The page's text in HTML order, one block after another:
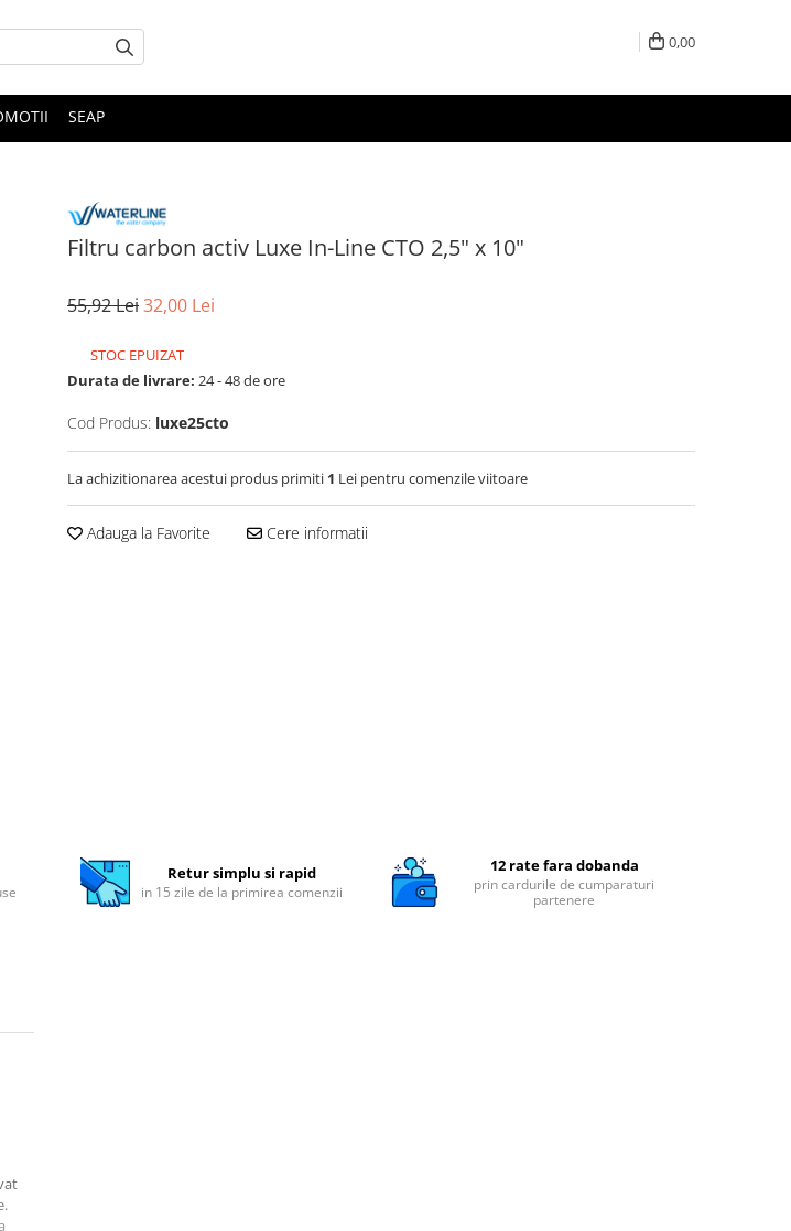
0,00
SEAP
Filtru carbon activ Luxe In-Line CTO 2,5" x 10"
55,92 Lei32,00 Lei
STOC EPUIZAT
Durata de livrare: 24 - 48 de ore
Cod Produs: luxe25cto
La achizitionarea acestui produs primiti 1 Lei pentru comenzile viitoare
Adauga la Favorite Cere informatii
Retur simplu si rapid
in 15 zile de la primirea comenzii
12 rate fara dobanda
prin cardurile de cumparaturi
partenere